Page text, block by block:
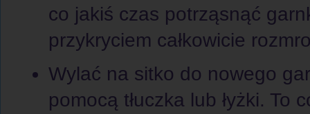
co jakiś czas potrząsnąć
przykryciem całkowicie
Wylać na sitko do nowego
pomocą tłuczka lub łyżki. To